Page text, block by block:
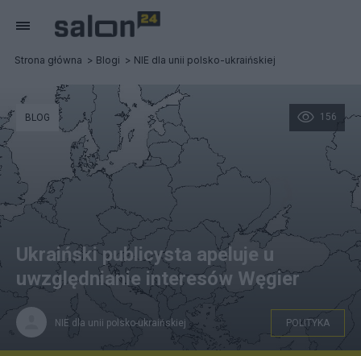
Strona główna Blogi NIE dla unii polsko-ukraińskiej
156
BLOG
Ukraiński publicysta apeluje u
uwzględnianie interesów Węgier
NIE dla unii polsko-ukraińskiej POLITYKA